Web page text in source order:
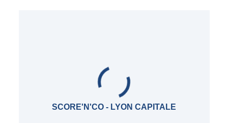
SCORE'N'CO - LYON CAPITALE